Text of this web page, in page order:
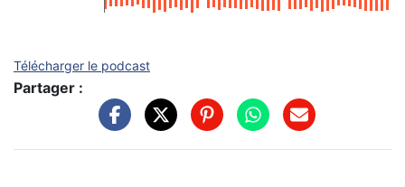
Télécharger le podcast
Partager :